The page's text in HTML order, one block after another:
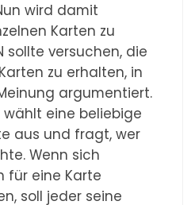
wird damit
Karten zu
sollte versuchen, die
zu erhalten, in
argumentiert.
wählt eine beliebige
aus und fragt, wer
Wenn sich
für eine Karte
soll jeder seine